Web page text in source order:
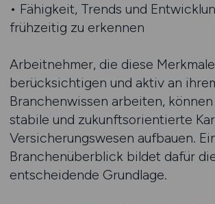
• Fähigkeit, Trends und
frühzeitig zu erkennen
Arbeitnehmer, die diese Merkmale
berücksichtigen und aktiv an
Branchenwissen arbeiten,
stabile und zukunftsorientierte
Versicherungswesen aufbauen.
Branchenüberblick bildet dafür
entscheidende Grundlage.